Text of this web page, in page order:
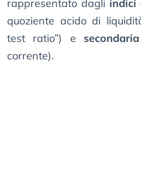
rappresentato dagli indici
quoziente acido di
test ratio”) e secondaria
corrente).